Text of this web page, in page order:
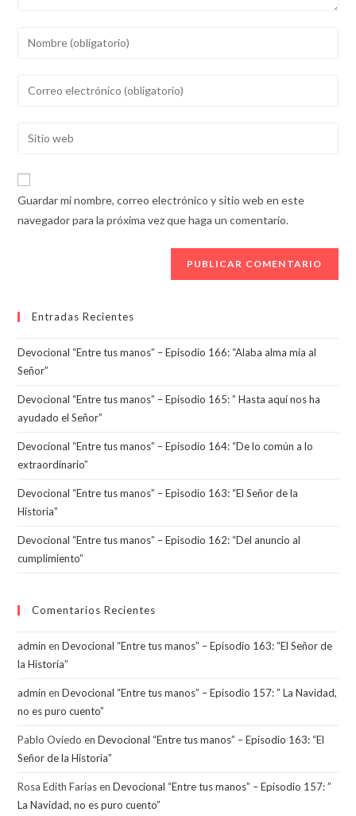
Introducí
de
para
comentar
Introducí
de
electrónico
para
comentar
Introducí
URL
Guardar mi nombre, correo electrónico y sitio web en este
navegador para la próxima vez que haga un comentario.
Entradas Recientes
Devocional “Entre tus manos” – Episodio 166: “Alaba alma mía al
Señor”
Devocional “Entre tus manos” – Episodio 165: ” Hasta aquí nos ha
ayudado el Señor”
Devocional “Entre tus manos” – Episodio 164: “De lo común a lo
extraordinario”
Devocional “Entre tus manos” – Episodio 163: “El Señor de la
Historia”
Devocional “Entre tus manos” – Episodio 162: “Del anuncio al
cumplimiento”
Comentarios Recientes
admin enDevocional “Entre tus manos” – Episodio 163: “El Señor de
la Historia”
admin enDevocional “Entre tus manos” – Episodio 157: ” La Navidad,
no es puro cuento”
Pablo Oviedo enDevocional “Entre tus manos” – Episodio 163: “El
Señor de la Historia”
Rosa Edith FariasenDevocional “Entre tus manos” – Episodio 157: ”
La Navidad, no es puro cuento”